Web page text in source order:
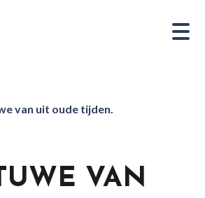
van uit oude tijden.
VAN